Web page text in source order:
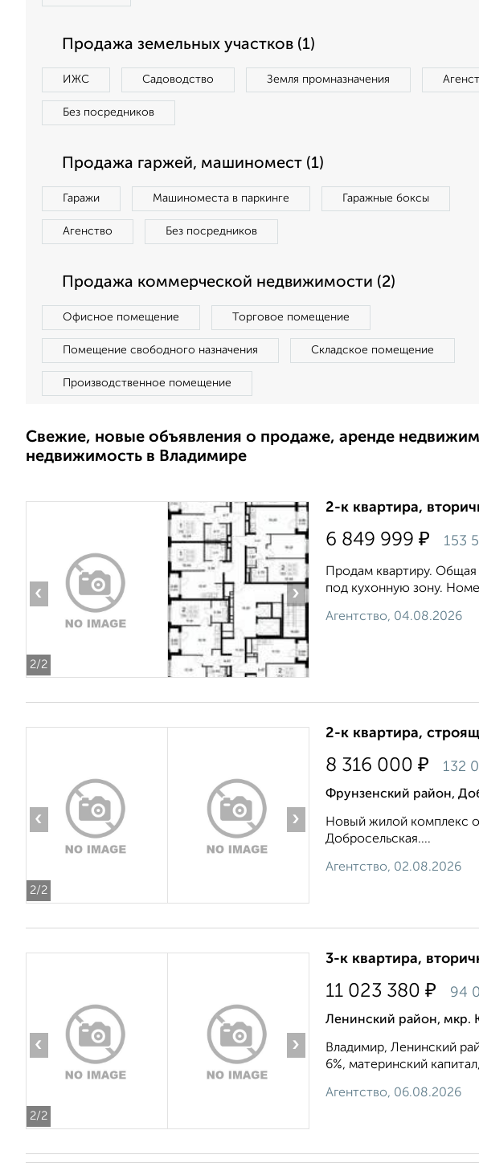
Продажа земельных участков (1)
ИЖС Садоводство Земля промназначения
Без посредников
Продажа гаржей, машиномест (1)
Гаражи Машиноместа в паркинге Гаражные боксы
Агенство Без посредников
Продажа коммерческой недвижимости (2)
Офисное помещение Торговое помещение
Помещение свободного назначения Складское помещение
Производственное помещение
Свежие, новые объявления о продаже, аренде
недвижимость в Владимире
2/2
‹ ›
2-к квартира,
6 849 999 ₽ 153
Продам квартиру. Общая
под кухонную зону.
Агентство, 04.08.2026
2/2
‹ ›
2-к квартира,
8 316 000 ₽ 132
Фрунзенский район,
Новый жилой комплекс
Добросельская....
Агентство, 02.08.2026
2/2
‹ ›
3-к квартира,
11 023 380 ₽ 94
Ленинский район, мкр.
Владимир, Ленинский
6%, материнский
Агентство, 06.08.2026